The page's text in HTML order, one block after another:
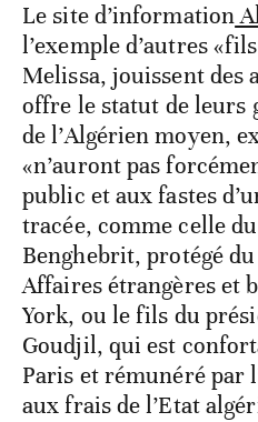
Le site d’information
l’exemple d’autres
Melissa, jouissent des
offre le statut de leurs
de l’Algérien moyen,
«n’auront pas
public et aux fastes
tracée, comme celle
Benghebrit, protégé
Affaires étrangères et
York, ou le fils du
Goudjil, qui est
Paris et rémunéré par
aux frais de l’Etat